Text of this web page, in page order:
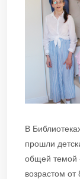
В
прошли
общей темой
возрастом от